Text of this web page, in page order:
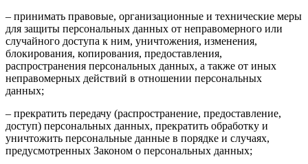
– принимать правовые, организационные и технические меры
для защиты персональных данных от неправомерного или
случайного доступа к ним, уничтожения, изменения,
блокирования, копирования, предоставления,
распространения персональных данных, а также от иных
неправомерных действий в отношении персональных
данных;
– прекратить передачу (распространение, предоставление,
доступ) персональных данных, прекратить обработку и
уничтожить персональные данные в порядке и случаях,
предусмотренных Законом о персональных данных;